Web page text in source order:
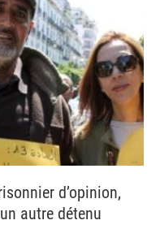
d’opinion,
autre détenu